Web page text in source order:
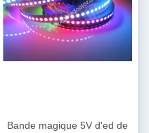
Bande magique 5V d'ed de